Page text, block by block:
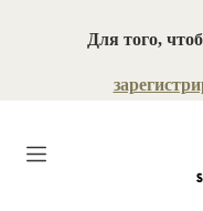
Для того,